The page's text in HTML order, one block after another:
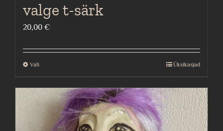
valge t-särk
20,00 €
Vali
multiple
variants.
Üksikasjad